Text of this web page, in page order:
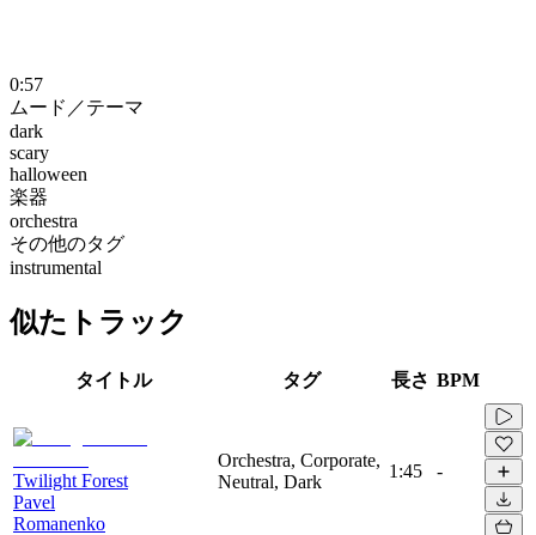
0:57
ムード／テーマ
dark
scary
halloween
楽器
orchestra
その他のタグ
instrumental
似たトラック
タイトル タグ 長さ BPM
Twilight Forest
Pavel
Romanenko
Orchestra, Corporate,
Neutral, Dark
1:45 -